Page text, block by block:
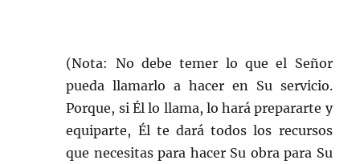
(Nota: No debe temer lo que el Señor
pueda llamarlo a hacer en Su servicio.
Porque, si Él lo llama, lo hará prepararte y
equiparte, Él te dará todos los recursos
que necesitas para hacer Su obra para Su